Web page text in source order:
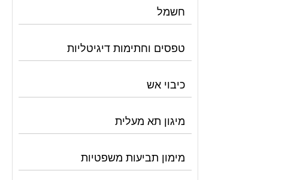
חשמל
טפסים וחתימות דיגיטליות
כיבוי אש
מיגון תא מעלית
מימון תביעות משפטיות